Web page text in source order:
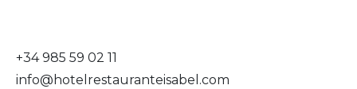
+34 985 59 02 11
info@hotelrestauranteisabel.com